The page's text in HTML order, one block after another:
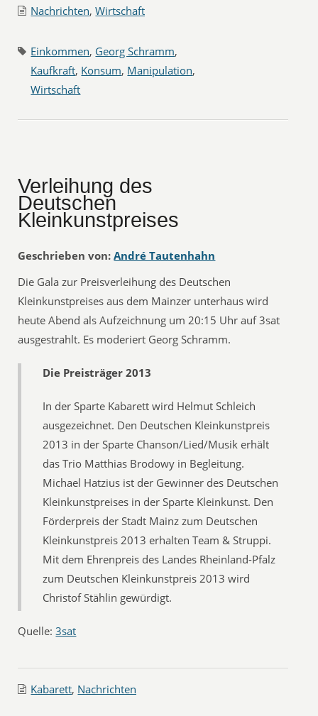
Nachrichten,Wirtschaft
Einkommen, Georg Schramm,
Kaufkraft, Konsum, Manipulation,
Wirtschaft
Verleihung des
Deutschen
Kleinkunstpreises
Geschrieben von: André Tautenhahn
Die Gala zur Preisverleihung des Deutschen
Kleinkunstpreises aus dem Mainzer unterhaus wird
heute Abend als Aufzeichnung um 20:15 Uhr auf 3sat
ausgestrahlt. Es moderiert Georg Schramm.
Die Preisträger 2013
In der Sparte Kabarett wird Helmut Schleich
ausgezeichnet. Den Deutschen Kleinkunstpreis
2013 in der Sparte Chanson/Lied/Musik erhält
das Trio Matthias Brodowy in Begleitung.
Michael Hatzius ist der Gewinner des Deutschen
Kleinkunstpreises in der Sparte Kleinkunst. Den
Förderpreis der Stadt Mainz zum Deutschen
Kleinkunstpreis 2013 erhalten Team & Struppi.
Mit dem Ehrenpreis des Landes Rheinland-Pfalz
zum Deutschen Kleinkunstpreis 2013 wird
Christof Stählin gewürdigt.
Quelle:3sat
Kabarett, Nachrichten